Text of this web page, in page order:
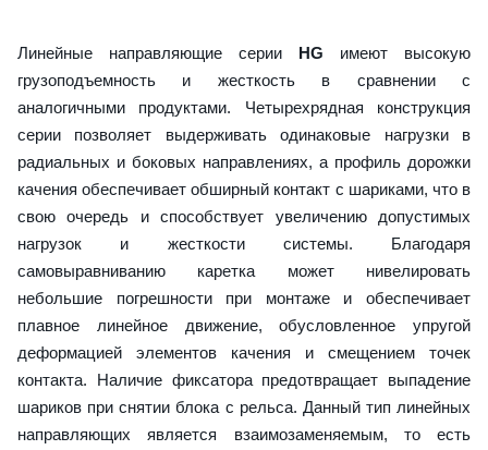
Линейные направляющие серии HG имеют высокую
грузоподъемность и жесткость в сравнении с
аналогичными продуктами. Четырехрядная конструкция
серии позволяет выдерживать одинаковые нагрузки в
радиальных и боковых направлениях, а профиль дорожки
качения обеспечивает обширный контакт с шариками, что в
свою очередь и способствует увеличению допустимых
нагрузок и жесткости системы. Благодаря
самовыравниванию каретка может нивелировать
небольшие погрешности при монтаже и обеспечивает
плавное линейное движение, обусловленное упругой
деформацией элементов качения и смещением точек
контакта. Наличие фиксатора предотвращает выпадение
шариков при снятии блока с рельса. Данный тип линейных
направляющих является взаимозаменяемым, то есть